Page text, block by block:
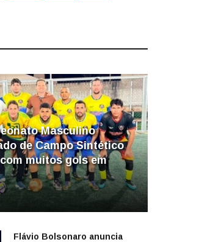
Masculino
de Campo Sintético
muitos gols em
Flávio Bolsonaro anuncia